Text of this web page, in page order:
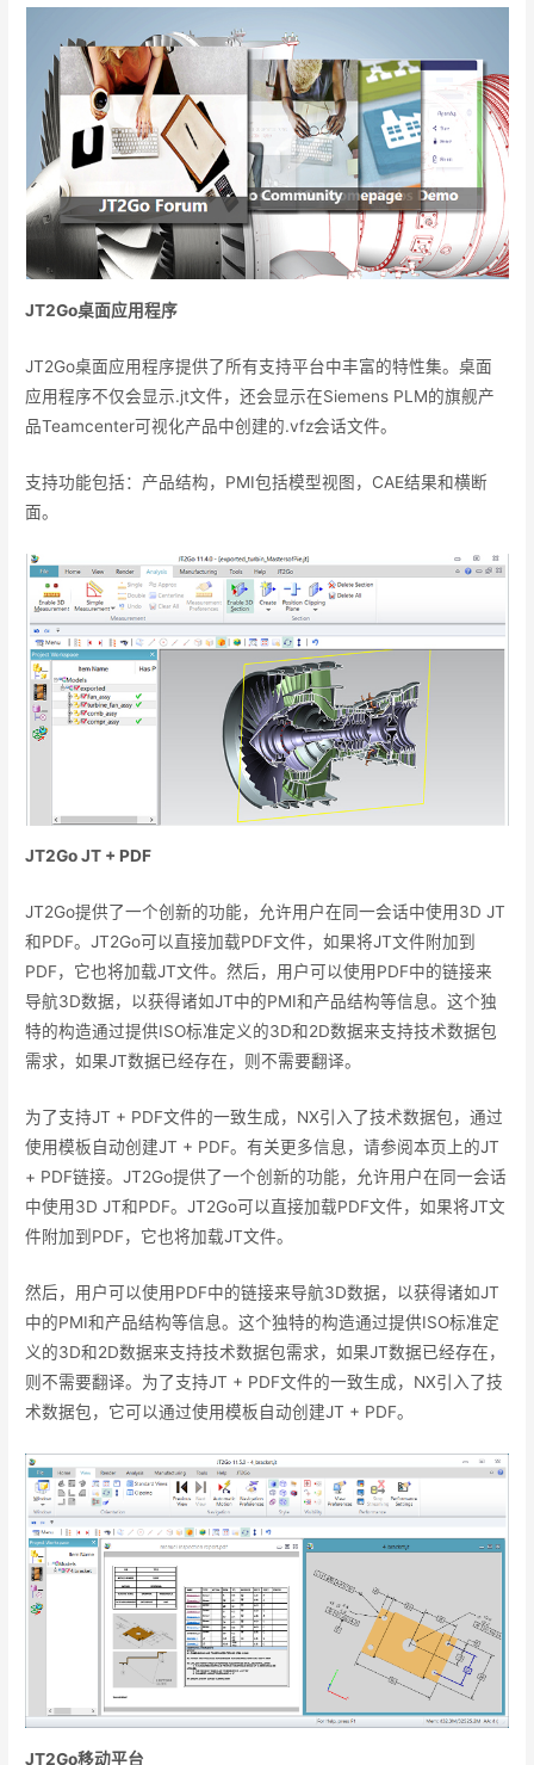
JT2Go桌面应用程序
JT2Go桌面应用程序提供了所有支持平台中丰富的特性集。桌面
应用程序不仅会显示.jt文件，还会显示在Siemens PLM的旗舰产
品Teamcenter可视化产品中创建的.vfz会话文件。
支持功能包括：产品结构，PMI包括模型视图，CAE结果和横断
面。
JT2Go JT + PDF
JT2Go提供了一个创新的功能，允许用户在同一会话中使用3D JT
和PDF。JT2Go可以直接加载PDF文件，如果将JT文件附加到
PDF，它也将加载JT文件。然后，用户可以使用PDF中的链接来
导航3D数据，以获得诸如JT中的PMI和产品结构等信息。这个独
特的构造通过提供ISO标准定义的3D和2D数据来支持技术数据包
需求，如果JT数据已经存在，则不需要翻译。
为了支持JT + PDF文件的一致生成，NX引入了技术数据包，通过
使用模板自动创建JT + PDF。有关更多信息，请参阅本页上的JT
+ PDF链接。JT2Go提供了一个创新的功能，允许用户在同一会话
中使用3D JT和PDF。JT2Go可以直接加载PDF文件，如果将JT文
件附加到PDF，它也将加载JT文件。
然后，用户可以使用PDF中的链接来导航3D数据，以获得诸如JT
中的PMI和产品结构等信息。这个独特的构造通过提供ISO标准定
义的3D和2D数据来支持技术数据包需求，如果JT数据已经存在，
则不需要翻译。为了支持JT + PDF文件的一致生成，NX引入了技
术数据包，它可以通过使用模板自动创建JT + PDF。
JT2Go移动平台